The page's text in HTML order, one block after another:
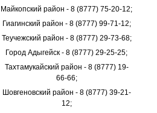
Майкопский район - 8 (8777) 75-20-12;
Гиагинский район - 8 (8777) 99-71-12;
Теучежский район - 8 (8777) 29-73-68;
Город Адыгейск - 8 (8777) 29-25-25;
Тахтамукайский район - 8 (8777) 19-
66-66;
Шовгеновский район - 8 (8777) 39-21-
12;